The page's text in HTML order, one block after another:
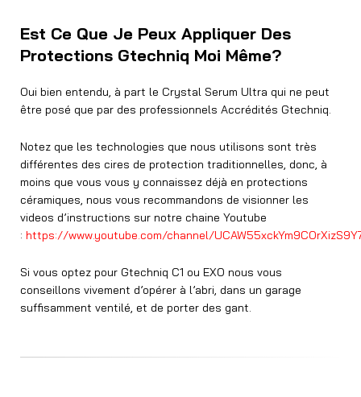
Est Ce Que Je Peux Appliquer Des
Protections Gtechniq Moi Même?
Oui bien entendu, à part le Crystal Serum Ultra qui ne peut
être posé que par des professionnels Accrédités Gtechniq.
Notez que les technologies que nous utilisons sont très
différentes des cires de protection traditionnelles, donc, à
moins que vous vous y connaissez déjà en protections
céramiques, nous vous recommandons de visionner les
videos d’instructions sur notre chaine Youtube
: https://www.youtube.com/channel/
Si vous optez pour Gtechniq C1 ou EXO nous vous
conseillons vivement d’opérer à l’abri, dans un garage
suffisamment ventilé, et de porter des gant.